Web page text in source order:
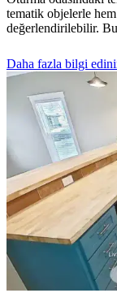
tematik objelerle
değerlendirilebilir.
Daha fazla bilgi